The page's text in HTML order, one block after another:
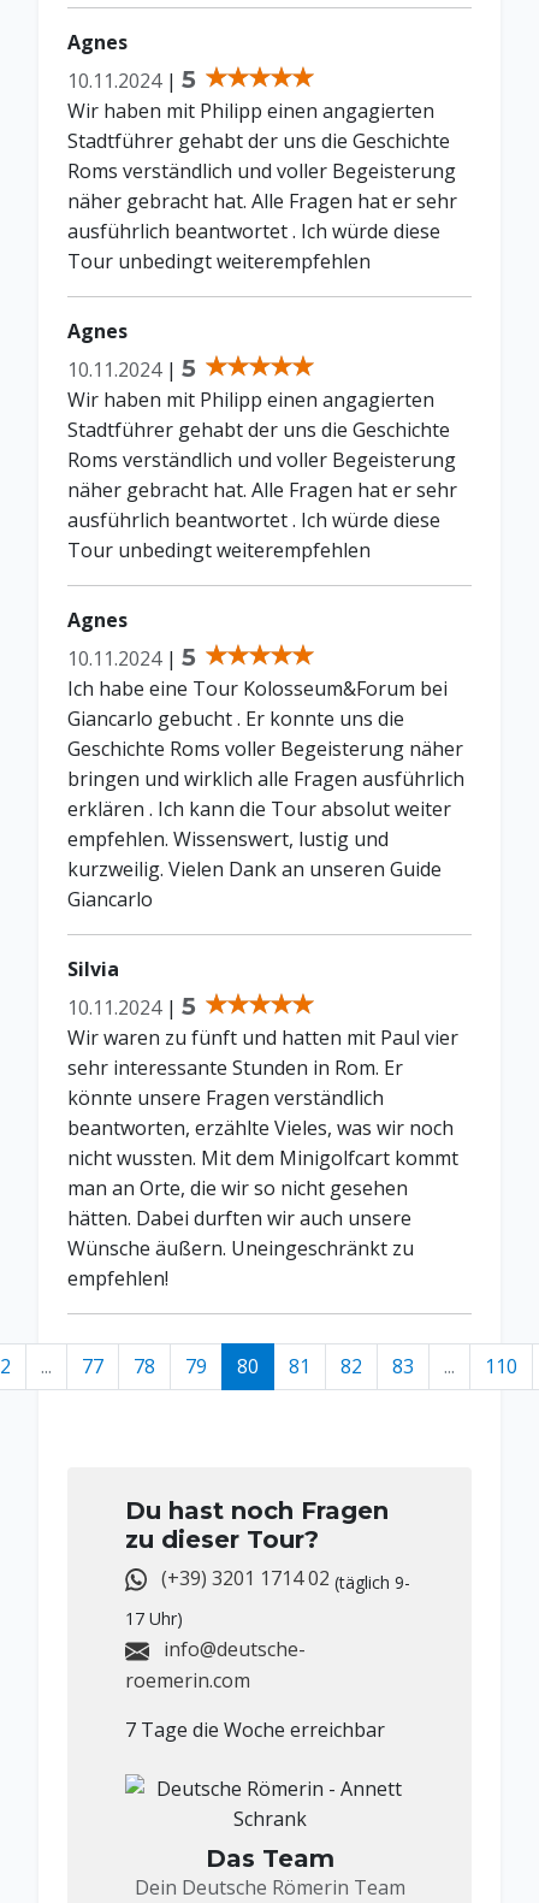
Agnes
10.11.2024| 5
Wir haben mit Philipp einen angagierten
Stadtführer gehabt der uns die Geschichte
Roms verständlich und voller Begeisterung
näher gebracht hat. Alle Fragen hat er sehr
ausführlich beantwortet . Ich würde diese
Tour unbedingt weiterempfehlen
Agnes
10.11.2024| 5
Wir haben mit Philipp einen angagierten
Stadtführer gehabt der uns die Geschichte
Roms verständlich und voller Begeisterung
näher gebracht hat. Alle Fragen hat er sehr
ausführlich beantwortet . Ich würde diese
Tour unbedingt weiterempfehlen
Agnes
10.11.2024| 5
Ich habe eine Tour Kolosseum&Forum bei
Giancarlo gebucht . Er konnte uns die
Geschichte Roms voller Begeisterung näher
bringen und wirklich alle Fragen ausführlich
erklären . Ich kann die Tour absolut weiter
empfehlen. Wissenswert, lustig und
kurzweilig. Vielen Dank an unseren Guide
Giancarlo
Silvia
10.11.2024| 5
Wir waren zu fünft und hatten mit Paul vier
sehr interessante Stunden in Rom. Er
könnte unsere Fragen verständlich
beantworten, erzählte Vieles, was wir noch
nicht wussten. Mit dem Minigolfcart kommt
man an Orte, die wir so nicht gesehen
hätten. Dabei durften wir auch unsere
Wünsche äußern. Uneingeschränkt zu
empfehlen!
2 ... 77 78 79 80 81 82 83 ... 110
Du hast noch Fragen
zu dieser Tour?
(+39) 3201 1714 02 (täglich 9-
17 Uhr)
info@deutsche-
roemerin.com
7 Tage die Woche erreichbar
Das Team
Dein Deutsche Römerin Team